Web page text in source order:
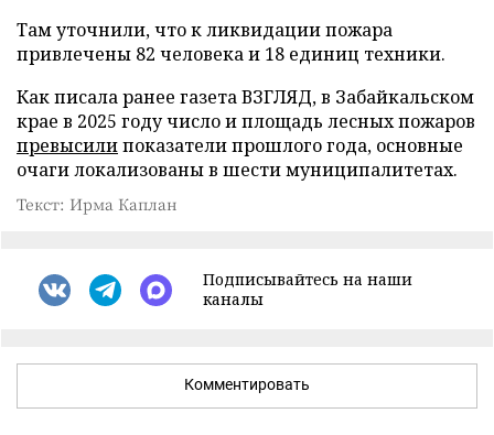
Там уточнили, что к ликвидации пожара
привлечены 82 человека и 18 единиц техники.
Как писала ранее газета ВЗГЛЯД, в Забайкальском
крае в 2025 году число и площадь лесных пожаров
превысилипоказатели прошлого года, основные
очаги локализованы в шести муниципалитетах.
Текст: Ирма Каплан
Подписывайтесь на наши
каналы
Комментировать